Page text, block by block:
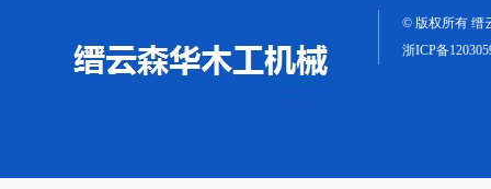
© 版权所有 缙
浙ICP备